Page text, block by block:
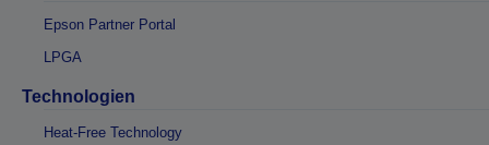
Epson Partner Portal
LPGA
Technologien
Heat-Free Technology